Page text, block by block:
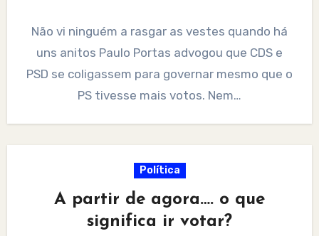
Não vi ninguém a rasgar as vestes quando há
uns anitos Paulo Portas advogou que CDS e
PSD se coligassem para governar mesmo que o
PS tivesse mais votos. Nem…
Política
A partir de agora…. o que
significa ir votar?